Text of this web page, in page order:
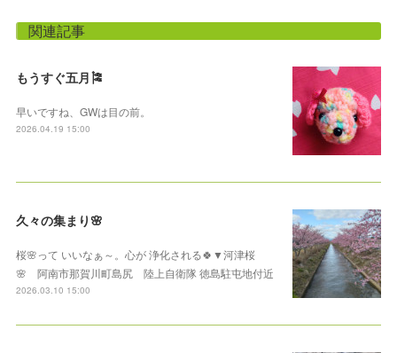
関連記事
もうすぐ五月🎏
早いですね、GWは目の前。
2026.04.19 15:00
久々の集まり🌸
桜🌸って いいなぁ～。心が 浄化される🍀▼河津桜
🌸 阿南市那賀川町島尻 陸上自衛隊 徳島駐屯地付近
2026.03.10 15:00